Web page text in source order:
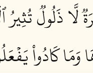
لَّا ذَلُولٞ
كَادُواْ